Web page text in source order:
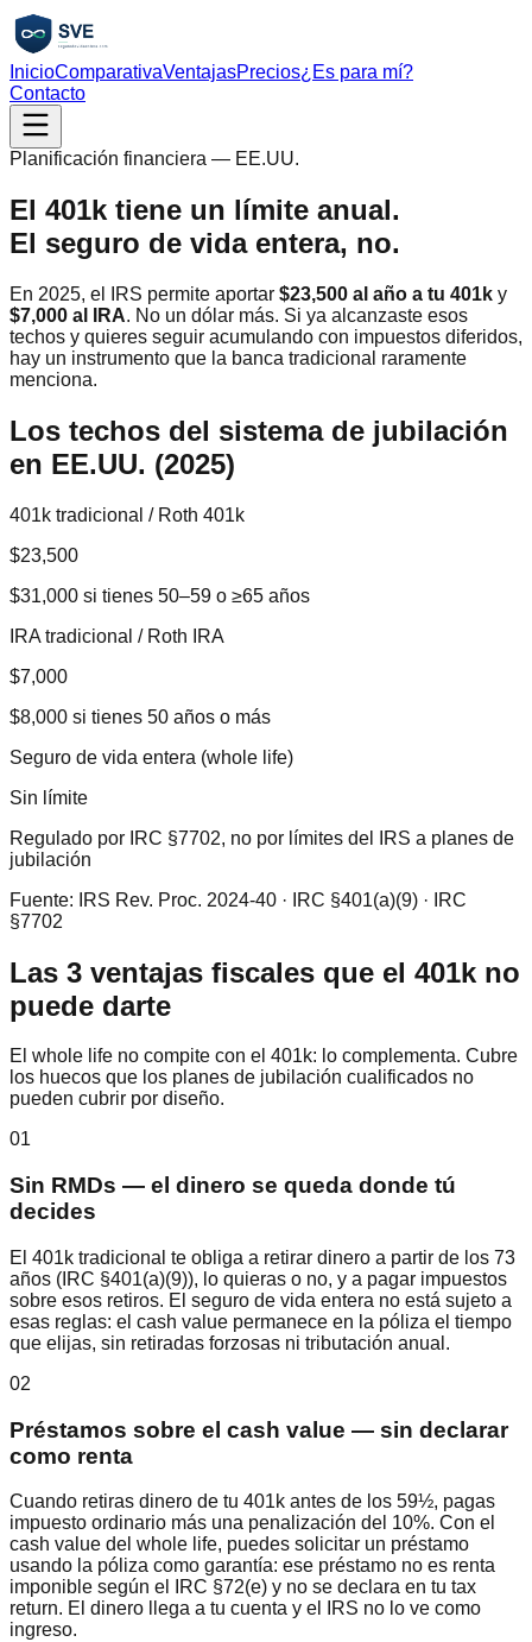
InicioComparativaVentajasPrecios¿Es para mí?
Contacto
Planificación financiera — EE.UU.
El 401k tiene un límite anual.
El seguro de vida entera, no.
En 2025, el IRS permite aportar $23,500 al año a tu 401k y
$7,000 al IRA. No un dólar más. Si ya alcanzaste esos
techos y quieres seguir acumulando con impuestos diferidos,
hay un instrumento que la banca tradicional raramente
menciona.
Los techos del sistema de jubilación
en EE.UU. (2025)
401k tradicional / Roth 401k
$23,500
$31,000 si tienes 50–59 o ≥65 años
IRA tradicional / Roth IRA
$7,000
$8,000 si tienes 50 años o más
Seguro de vida entera (whole life)
Sin límite
Regulado por IRC §7702, no por límites del IRS a planes de
jubilación
Fuente: IRS Rev. Proc. 2024-40 · IRC §401(a)(9) · IRC
§7702
Las 3 ventajas fiscales que el 401k no
puede darte
El whole life no compite con el 401k: lo complementa. Cubre
los huecos que los planes de jubilación cualificados no
pueden cubrir por diseño.
01
Sin RMDs — el dinero se queda donde tú
decides
El 401k tradicional te obliga a retirar dinero a partir de los 73
años (IRC §401(a)(9)), lo quieras o no, y a pagar impuestos
sobre esos retiros. El seguro de vida entera no está sujeto a
esas reglas: el cash value permanece en la póliza el tiempo
que elijas, sin retiradas forzosas ni tributación anual.
02
Préstamos sobre el cash value — sin declarar
como renta
Cuando retiras dinero de tu 401k antes de los 59½, pagas
impuesto ordinario más una penalización del 10%. Con el
cash value del whole life, puedes solicitar un préstamo
usando la póliza como garantía: ese préstamo no es renta
imponible según el IRC §72(e) y no se declara en tu tax
return. El dinero llega a tu cuenta y el IRS no lo ve como
ingreso.